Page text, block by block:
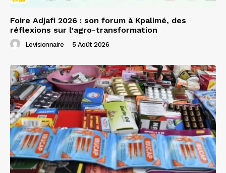
Foire Adjafi 2026 : son forum à Kpalimé, des
réflexions sur l’agro-transformation
Levisionnaire - 5 Août 2026